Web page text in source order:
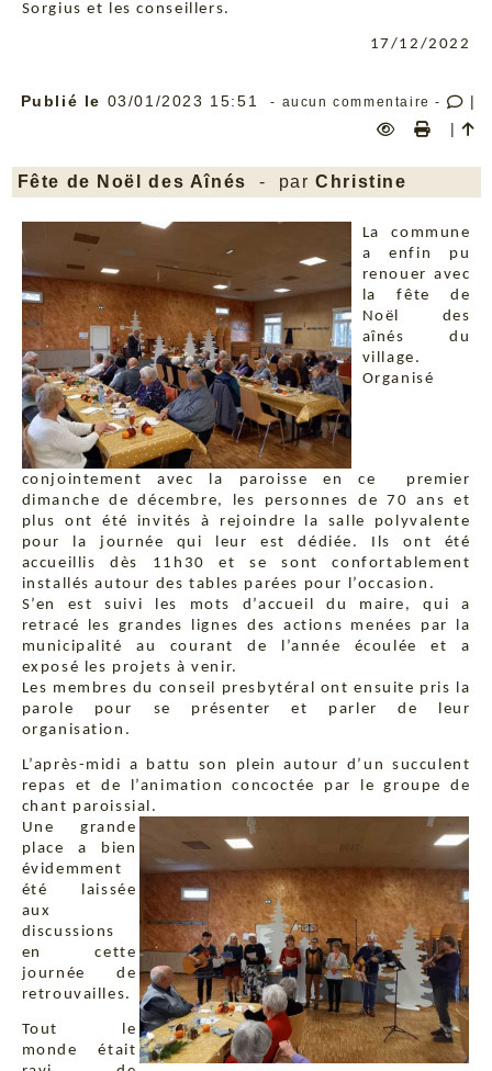
Sorgius et les conseillers.
17/12/2022
Publié le 03/01/2023 15:51- aucun commentaire -
|
|
Fête de Noël des Aînés - parChristine
La commune
a enfin pu
renouer avec
la fête de
Noël des
aînés du
village.
Organisé
conjointement avec la paroisse en ce premier
dimanche de décembre, les personnes de 70 ans et
plus ont été invités à rejoindre la salle polyvalente
pour la journée qui leur est dédiée. Ils ont été
accueillis dès 11h30 et se sont confortablement
installés autour des tables parées pour l’occasion.
S’en est suivi les mots d’accueil du maire, qui a
retracé les grandes lignes des actions menées par la
municipalité au courant de l’année écoulée et a
exposé les projets à venir.
Les membres du conseil presbytéral ont ensuite pris la
parole pour se présenter et parler de leur
organisation.
L’après-midi a battu son plein autour d’un succulent
repas et de l’animation concoctée par le groupe de
chant paroissial.
Une grande
place a bien
évidemment
été laissée
aux
discussions
en cette
journée de
retrouvailles.
Tout le
monde était